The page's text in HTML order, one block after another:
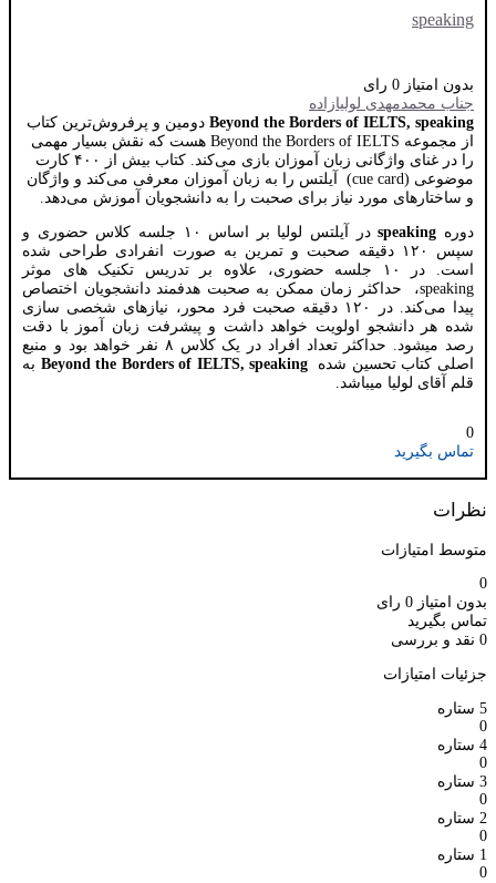
speaking
بدون امتیاز 0 رای
جناب محمدمهدی لولیازاده
Beyond the Borders of IELTS, speaking دومین و پرفروش‌ترین کتاب
از مجموعه Beyond the Borders of IELTS هست که نقش بسیار مهمی
را در غنای واژگانی زبان آموزان بازی می‌کند. کتاب بیش از ۴۰۰ کارت
موضوعی (cue card) آیلتس را به زبان آموزان معرفی می‌کند و واژگان
و ساختارهای مورد نیاز برای صحبت را به دانشجویان آموزش می‌دهد.
دوره speaking
در آیلتس لولیا بر اساس ۱۰ جلسه کلاس حضوری و
سپس ۱۲۰ دقیقه صحبت و تمرین به صورت انفرادی طراحی شده
است. در ۱۰ جلسه حضوری، علاوه بر تدریس تکنیک های موثر
speaking، حداکثر زمان ممکن به صحبت هدفمند دانشجویان اختصاص
پیدا می‌کند. در ۱۲۰ دقیقه صحبت فرد محور، نیازهای شخصی سازی
شده هر دانشجو اولویت خواهد داشت و پیشرفت زبان آموز با دقت
رصد میشود. حداکثر تعداد افراد در یک کلاس ۸ نفر خواهد بود و منبع
اصلی کتاب تحسین شده Beyond the Borders of IELTS, speaking به
قلم آقای لولیا میباشد.
0
تماس بگیرید
نظرات
متوسط امتیازات
0
بدون امتیاز 0 رای
تماس بگیرید
0 نقد و بررسی
جزئیات امتیازات
5 ستاره
0
4 ستاره
0
3 ستاره
0
2 ستاره
0
1 ستاره
0